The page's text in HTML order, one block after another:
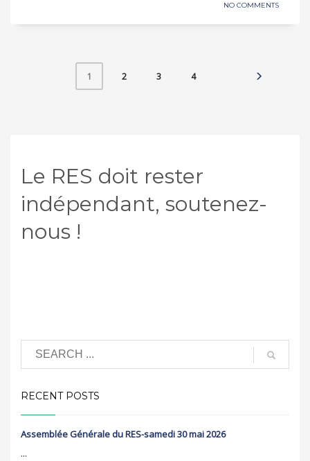
NO COMMENTS
1 2 3 4
Le RES doit rester
indépendant, soutenez-
nous !
RECENT POSTS
Assemblée Générale du RES-samedi 30 mai 2026
...